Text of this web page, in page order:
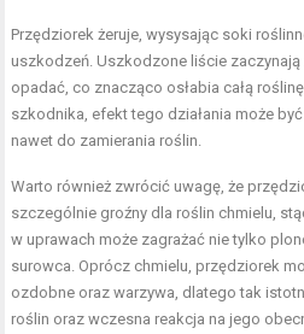
Przędziorek żeruje, wysysając soki
uszkodzeń. Uszkodzone liście zaczynają
opadać, co znacząco osłabia całą
szkodnika, efekt tego działania może
nawet do zamierania roślin.
Warto również zwrócić uwagę, że
szczególnie groźny dla roślin chmielu,
w uprawach może zagrażać nie tylko
surowca. Oprócz chmielu, przędziorek
ozdobne oraz warzywa, dlatego tak
roślin oraz wczesna reakcja na jego